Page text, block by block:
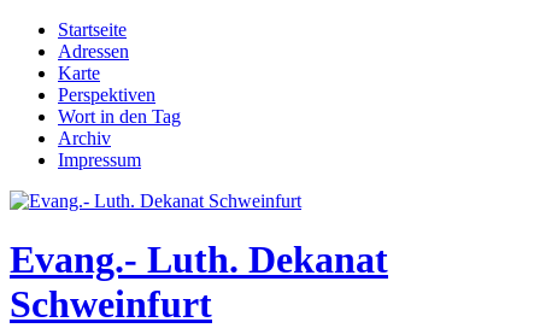
Direkt zum Inhalt
Hauptmenü
Startseite
Adressen
Karte
Perspektiven
Wort in den Tag
Archiv
Impressum
Evang.- Luth. Dekanat
Schweinfurt